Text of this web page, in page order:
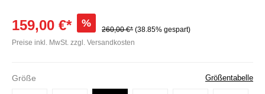
159,00 €* %
260,00 €* (38.85% gespart)
Preise inkl. MwSt. zzgl. Versandkosten
Größe Größentabelle